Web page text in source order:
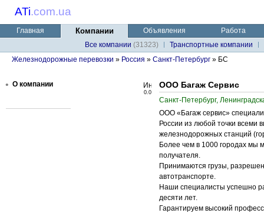
ATi.com.ua
Главная Компании Объявления
Работа
Все компании (31323)
Транспортные компании
Железнодорожные перевозки » Россия » Санкт-Петербург » БС
• О компании
0.0
ООО Багаж Сервис
Санкт-Петербург,
ООО «Багаж сервис»
России из любой точки
железнодорожных станций
Более чем в 1000 городах мы
получателя.
Принимаются грузы,
автотранспорте.
Наши специалисты успешно
десяти лет.
Гарантируем высокий